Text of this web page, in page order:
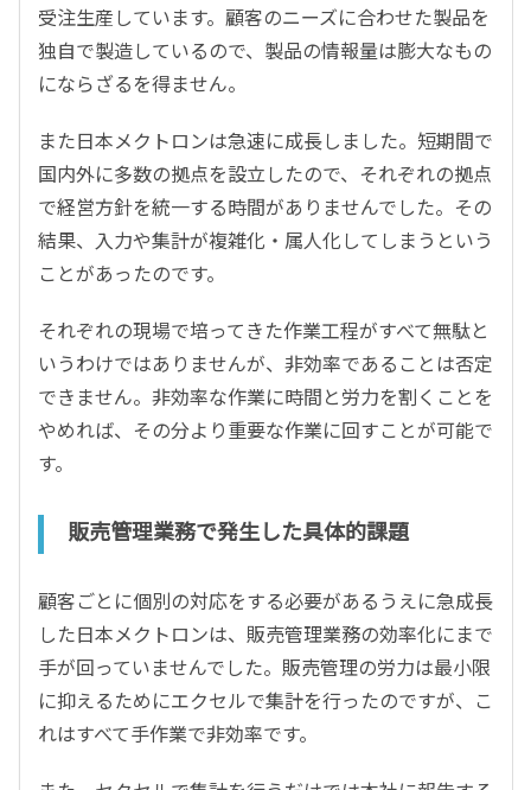
受注生産しています。顧客のニーズに合わせた製品を
独自で製造しているので、製品の情報量は膨大なもの
にならざるを得ません。
また日本メクトロンは急速に成長しました。短期間で
国内外に多数の拠点を設立したので、それぞれの拠点
で経営方針を統一する時間がありませんでした。その
結果、入力や集計が複雑化・属人化してしまうという
ことがあったのです。
それぞれの現場で培ってきた作業工程がすべて無駄と
いうわけではありませんが、非効率であることは否定
できません。非効率な作業に時間と労力を割くことを
やめれば、その分より重要な作業に回すことが可能で
す。
販売管理業務で発生した具体的課題
顧客ごとに個別の対応をする必要があるうえに急成長
した日本メクトロンは、販売管理業務の効率化にまで
手が回っていませんでした。販売管理の労力は最小限
に抑えるためにエクセルで集計を行ったのですが、こ
れはすべて手作業で非効率です。